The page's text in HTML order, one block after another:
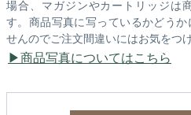
場合、マガジンやカートリッジは
す。商品写真に写っているかどう
せんのでご注文間違いにはお気をつけ
商品写真についてはこちら